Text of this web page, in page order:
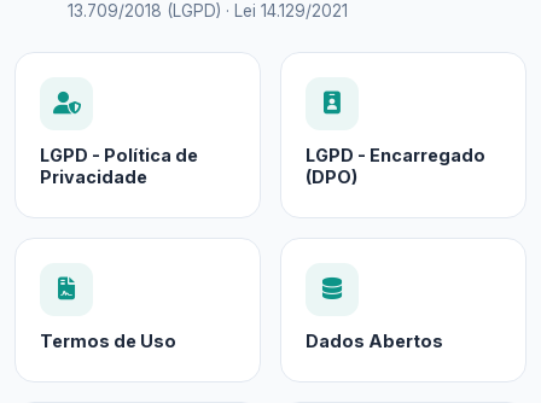
13.709/2018 (LGPD) · Lei 14.129/2021
LGPD - Política de
Privacidade
LGPD - Encarregado
(DPO)
Termos de Uso Dados Abertos